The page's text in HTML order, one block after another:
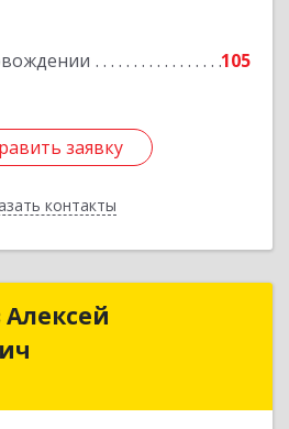
105
заявку
контакты
заявку
Назад
Журавлев Алексей